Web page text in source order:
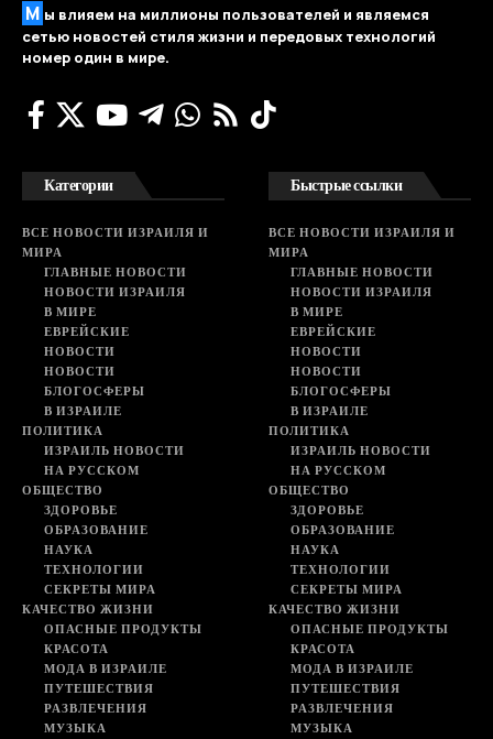
М ы влияем на миллионы пользователей и являемся
сетью новостей стиля жизни и передовых технологий
номер один в мире.
Категории
ВСЕ НОВОСТИ ИЗРАИЛЯ И
МИРА
ГЛАВНЫЕ НОВОСТИ
НОВОСТИ ИЗРАИЛЯ
В МИРЕ
ЕВРЕЙСКИЕ
НОВОСТИ
НОВОСТИ
БЛОГОСФЕРЫ
В ИЗРАИЛЕ
ПОЛИТИКА
ИЗРАИЛЬ НОВОСТИ
НА РУССКОМ
ОБЩЕСТВО
ЗДОРОВЬЕ
ОБРАЗОВАНИЕ
НАУКА
ТЕХНОЛОГИИ
СЕКРЕТЫ МИРА
КАЧЕСТВО ЖИЗНИ
ОПАСНЫЕ ПРОДУКТЫ
КРАСОТА
МОДА В ИЗРАИЛЕ
ПУТЕШЕСТВИЯ
РАЗВЛЕЧЕНИЯ
МУЗЫКА
Быстрые ссылки
ВСЕ НОВОСТИ ИЗРАИЛЯ И
МИРА
ГЛАВНЫЕ НОВОСТИ
НОВОСТИ ИЗРАИЛЯ
В МИРЕ
ЕВРЕЙСКИЕ
НОВОСТИ
НОВОСТИ
БЛОГОСФЕРЫ
В ИЗРАИЛЕ
ПОЛИТИКА
ИЗРАИЛЬ НОВОСТИ
НА РУССКОМ
ОБЩЕСТВО
ЗДОРОВЬЕ
ОБРАЗОВАНИЕ
НАУКА
ТЕХНОЛОГИИ
СЕКРЕТЫ МИРА
КАЧЕСТВО ЖИЗНИ
ОПАСНЫЕ ПРОДУКТЫ
КРАСОТА
МОДА В ИЗРАИЛЕ
ПУТЕШЕСТВИЯ
РАЗВЛЕЧЕНИЯ
МУЗЫКА